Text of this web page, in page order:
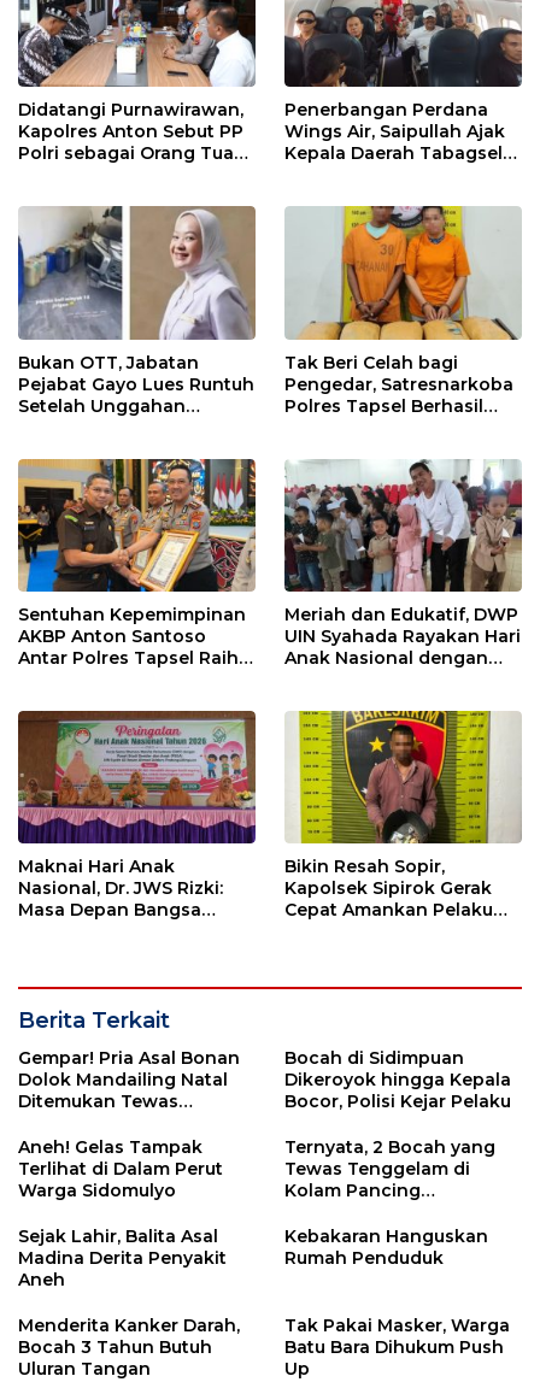
Didatangi Purnawirawan,
Kapolres Anton Sebut PP
Polri sebagai Orang Tua
Penerbangan Perdana
Wings Air, Saipullah Ajak
Kepala Daerah Tabagsel
Bukan OTT, Jabatan
Pejabat Gayo Lues Runtuh
Setelah Unggahan
Tak Beri Celah bagi
Pengedar, Satresnarkoba
Polres Tapsel Berhasil
Sentuhan Kepemimpinan
AKBP Anton Santoso
Antar Polres Tapsel Raih
Meriah dan Edukatif, DWP
UIN Syahada Rayakan Hari
Anak Nasional dengan
Maknai Hari Anak
Nasional, Dr. JWS Rizki:
Masa Depan Bangsa
Bikin Resah Sopir,
Kapolsek Sipirok Gerak
Cepat Amankan Pelaku
Berita Terkait
Gempar! Pria Asal Bonan
Dolok Mandailing Natal
Ditemukan Tewas
Bocah di Sidimpuan
Dikeroyok hingga Kepala
Bocor, Polisi Kejar Pelaku
Aneh! Gelas Tampak
Terlihat di Dalam Perut
Warga Sidomulyo
Ternyata, 2 Bocah yang
Tewas Tenggelam di
Kolam Pancing
Saudara Kandung
Sejak Lahir, Balita Asal
Madina Derita Penyakit
Aneh
Kebakaran Hanguskan
Rumah Penduduk
Menderita Kanker Darah,
Bocah 3 Tahun Butuh
Uluran Tangan
Tak Pakai Masker, Warga
Batu Bara Dihukum Push
Up